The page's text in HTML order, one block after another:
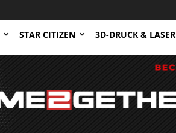
STAR CITIZEN 3D-DRUCK & LASER